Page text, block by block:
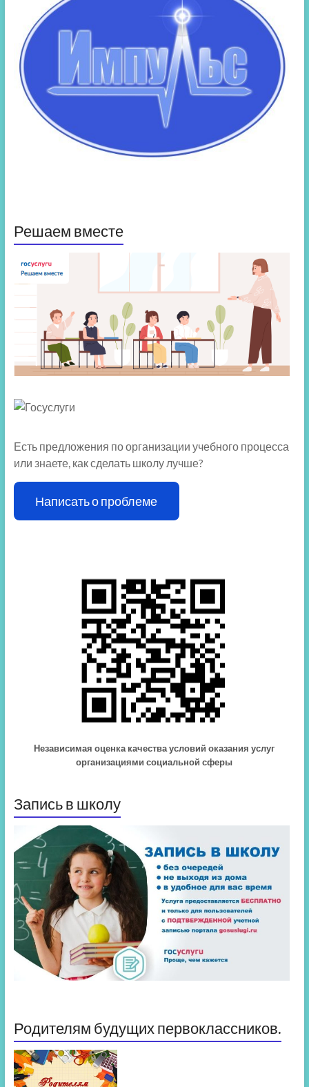
Решаем вместе
Есть предложения по организации учебного процесса
или знаете, как сделать школу лучше?
Написать о проблеме
Независимая оценка качества условий оказания услуг
организациями социальной сферы
Запись в школу
Родителям будущих первоклассников.